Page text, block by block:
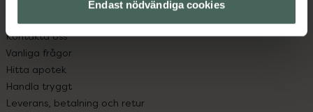
Endast nödvändiga cookies
Kontakta oss
Vanliga frågor
Hitta apotek
Handla tryggt
Leverans, betalning och retur